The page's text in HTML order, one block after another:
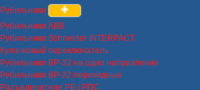
Рубильники
Рубильники ABB
Рубильники Schneider INTERPACT
Кулачковый переключатель
Рубильники ВР-32 на одно направление
Рубильники ВР-32 перекидные
Разъединители РЕ / РПС